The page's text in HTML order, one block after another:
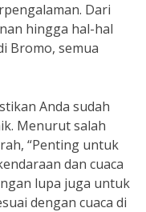
Dari
hingga hal-hal
Bromo, semua
Anda sudah
Menurut salah
“Penting untuk
dan cuaca
lupa juga untuk
dengan cuaca di